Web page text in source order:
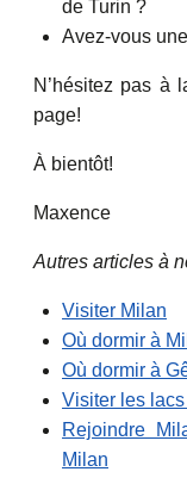
de Turin ?
Avez-vous
N’hésitez pas à
page!
À bientôt!
Maxence
Autres articles à
Visiter Milan
Où dormir à
Où dormir à
Visiter les
Rejoindre
Milan